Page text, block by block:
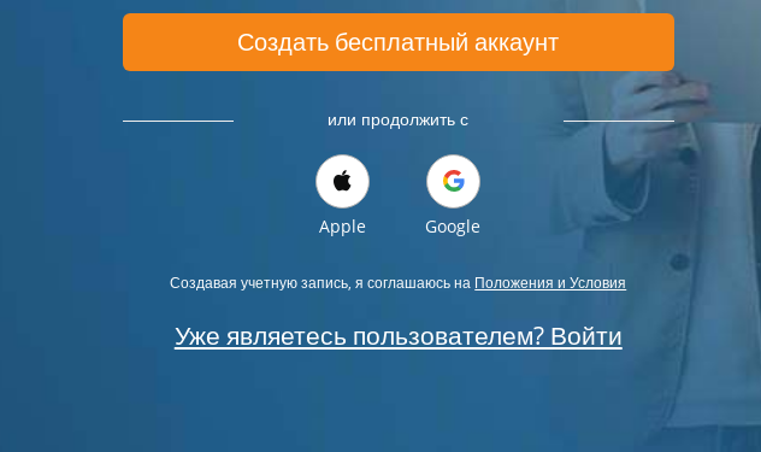
Создать бесплатный аккаунт
или продолжить с
Apple Google
Создавая учетную запись, я соглашаюсь на Положения и Условия
Уже являетесь пользователем? Войти